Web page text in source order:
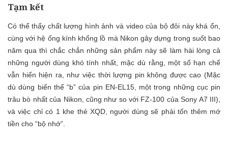
Tạm kết
Có thể thấy chất lượng hình ảnh và video của bộ đôi này khá ổn,
cùng với hệ ống kính khổng lồ mà Nikon gây dựng trong suốt bao
năm qua thì chắc chắn những sản phẩm này sẽ làm hài lòng cả
những người dùng khó tính nhất, mặc dù rằng, một số hạn chế
vẫn hiển hiện ra, như việc thời lượng pin không được cao (Mặc
dù dùng biến thể “b” của pin EN-EL15, một trong những cục pin
trâu bò nhất của Nikon, cũng như so với FZ-100 của Sony A7 III),
và việc chỉ có 1 khe thẻ XQD, người dùng sẽ phải tốn thêm mớ
tiền cho “bộ nhớ”.